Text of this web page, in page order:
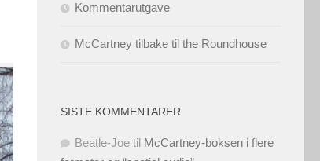
Kommentarutgave
McCartney tilbake til the Roundhouse
SISTE KOMMENTARER
Beatle-Joe til McCartney-boksen i flere